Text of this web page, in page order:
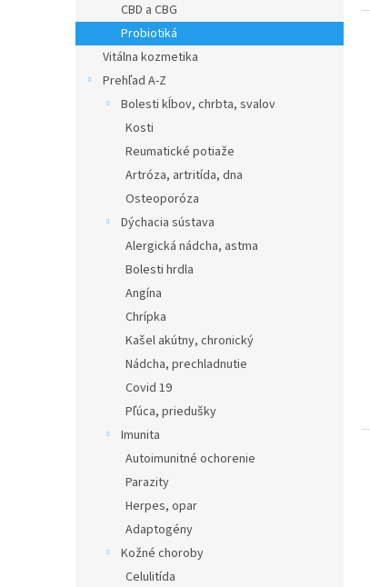
CBD a CBG
Probiotiká
Vitálna kozmetika
Prehľad A-Z
Bolesti kĺbov, chrbta, svalov
Kosti
Reumatické potiaže
Artróza, artritída, dna
Osteoporóza
Dýchacia sústava
Alergická nádcha, astma
Bolesti hrdla
Angína
Chrípka
Kašel akútny, chronický
Nádcha, prechladnutie
Covid 19
Pľúca, priedušky
Imunita
Autoimunitné ochorenie
Parazity
Herpes, opar
Adaptogény
Kožné choroby
Celulitída